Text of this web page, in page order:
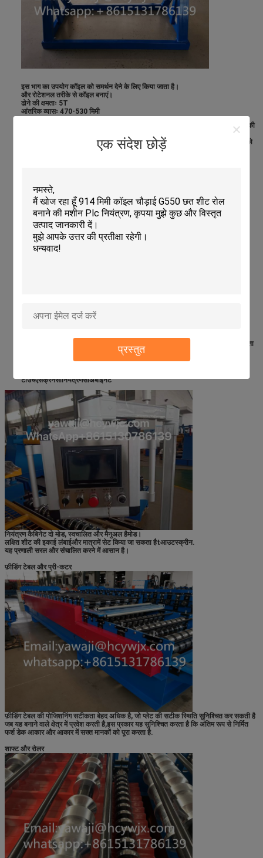
एक संदेश छोड़ें
प्रस्तुत
इस भाग का उपयोग कॉइल को समर्थन देने के लिए किया जाता है।
और रोटेशनल तरीके से कॉइल बनाएं।
ढोने की क्षमताः 5T
आंतरिक व्यासः 470-530 मिमी
टाइल प्रेस की उत्पादन प्रक्रिया में अनकोइलर एक अपरिहार्य भूमिका निभाते हैं। टाइल प्रेस की
uncoiler का प्राथमिक कार्य सुचारू रूप से और स्थिर रूप से इन कसकर घुमाया धातु शीट को
समायोजित कर सकता है।इस प्रकार मंजिल डेक बनाने की मशीन की विश्वसनीयता और स्थिरता
टीउचएसक्रेनसीनियंत्रणसीअबाइनेट
नियंत्रण कैबिनेट दो मोड, स्वचालित और मैनुअल हैमोड।
लक्षित शीट की इकाई लंबाईऔर मात्रामें सेट किया जा सकता हैtआउटस्क्रीन.
यह प्रणाली सरल और संचालित करने में आसान है।
फ़ीडिंग टेबल और प्री-कटर
फ़ीडिंग टेबल की पोजिशनिंग सटीकता बेहद अधिक है, जो प्लेट की सटीक स्थिति सुनिश्चित कर सकती है
जब यह बनाने वाले क्षेत्र में प्रवेश करती है,इस प्रकार यह सुनिश्चित करता है कि अंतिम रूप से निर्मित
फर्श डेक आकार और आकार में सख्त मानकों को पूरा करता है.
शाफ्ट और रोलर